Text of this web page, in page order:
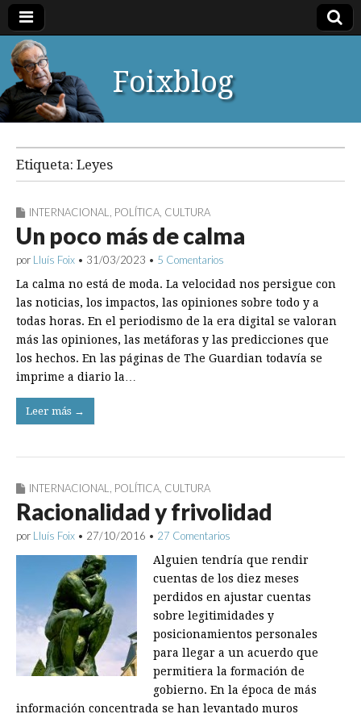
Foixblog
Etiqueta: Leyes
INTERNACIONAL POLÍTICA CULTURA
Un poco más de calma
por Lluís Foix • 31/03/2023 • 5 Comentarios
La calma no está de moda. La velocidad nos persigue con
las noticias, los impactos, las opiniones sobre todo y a
todas horas. En el periodismo de la era digital se valoran
más las opiniones, las metáforas y las predicciones que
los hechos. En las páginas de The Guardian todavía se
imprime a diario la…
Leer más →
INTERNACIONAL POLÍTICA CULTURA
Racionalidad y frivolidad
por Lluís Foix • 27/10/2016 • 27 Comentarios
Alguien tendría que rendir
cuentas de los diez meses
perdidos en ajustar cuentas
sobre legitimidades y
posicionamientos personales
para llegar a un acuerdo que
permitiera la formación de
gobierno. En la época de más
información concentrada se han levantado muros